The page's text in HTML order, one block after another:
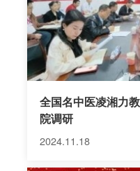
2018年成为北京中
体单位”，2019年成
位”。 中医科现有医
师1人、副主任医师
全国名中医凌湘力
院调研
2024.11.18